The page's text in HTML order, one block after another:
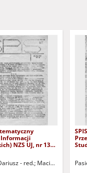
Violeta - red.
NZS UJ, nr 13
- red. Maciąg, Rafał -